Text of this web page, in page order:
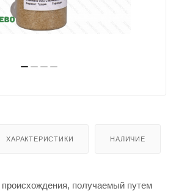
ХАРАКТЕРИСТИКИ НАЛИЧИЕ
получаемый путем